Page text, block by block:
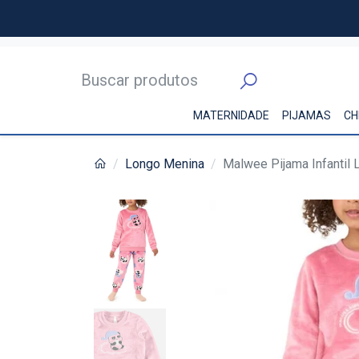
MATERNIDADE PIJAMAS
Longo Menina Malwee Pijama Infantil